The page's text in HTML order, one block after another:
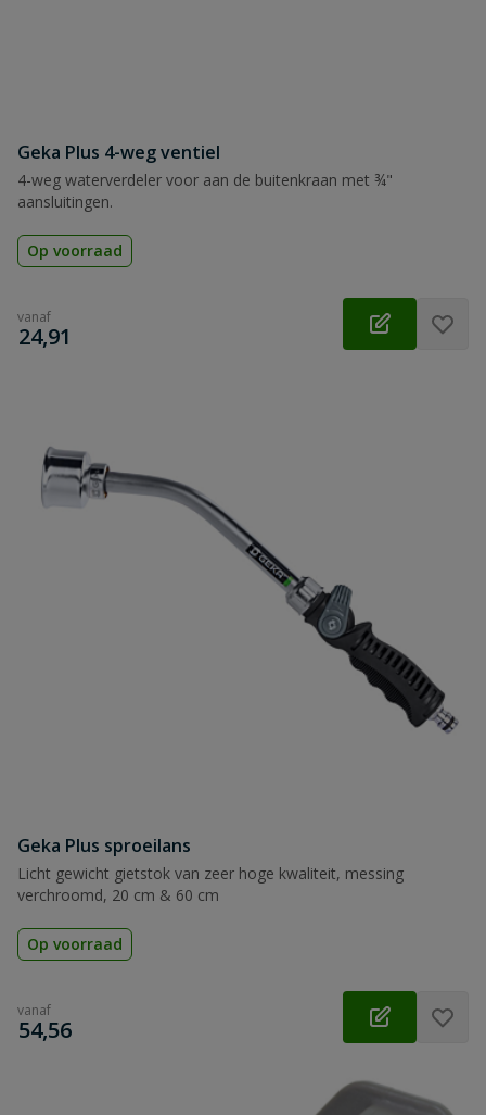
Geka Plus 4-weg ventiel
4-weg waterverdeler voor aan de buitenkraan met ¾"
aansluitingen.
Op voorraad
vanaf
€
24,91
Geka Plus sproeilans
Licht gewicht gietstok van zeer hoge kwaliteit, messing
verchroomd, 20 cm & 60 cm
Op voorraad
vanaf
€
54,56